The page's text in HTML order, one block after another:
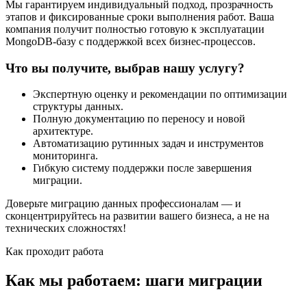
Мы гарантируем индивидуальный подход, прозрачность
этапов и фиксированные сроки выполнения работ. Ваша
компания получит полностью готовую к эксплуатации
MongoDB-базу с поддержкой всех бизнес-процессов.
Что вы получите, выбрав нашу услугу?
Экспертную оценку и рекомендации по оптимизации
структуры данных.
Полную документацию по переносу и новой
архитектуре.
Автоматизацию рутинных задач и инструментов
мониторинга.
Гибкую систему поддержки после завершения
миграции.
Доверьте миграцию данных профессионалам — и
сконцентрируйтесь на развитии вашего бизнеса, а не на
технических сложностях!
Как проходит работа
Как мы работаем: шаги миграции